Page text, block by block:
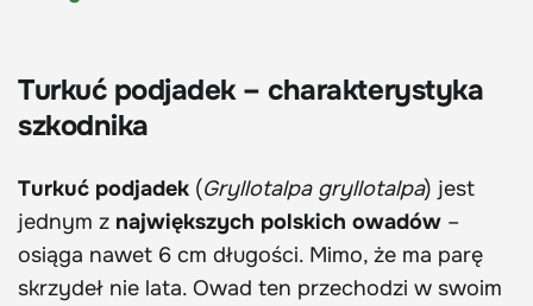
Turkuć podjadek – charakterystyka
szkodnika
Turkuć podjadek (Gryllotalpa gryllotalpa) jest
jednym z największych polskich owadów –
osiąga nawet 6 cm długości. Mimo, że ma parę
skrzydeł nie lata. Owad ten przechodzi w swoim